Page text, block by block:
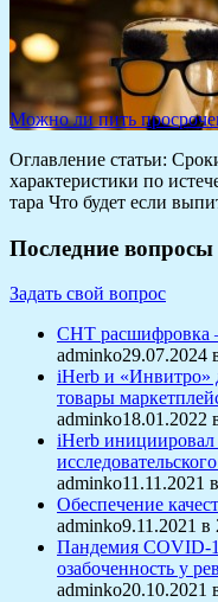
Можно ли пить
Оглавление статьи:
характеристики по
тара Что будет если
Последние вопросы
Задать свой вопрос
СНТ расшифровка
adminko29.07.2024
iHerb и «Инвитро»
товары
adminko18.01.2022
iHerb
adminko11.11.2021
Обеспечение
adminko9.11.2021 в
Пандемия COVID-
озабоченность у
adminko20.10.2021